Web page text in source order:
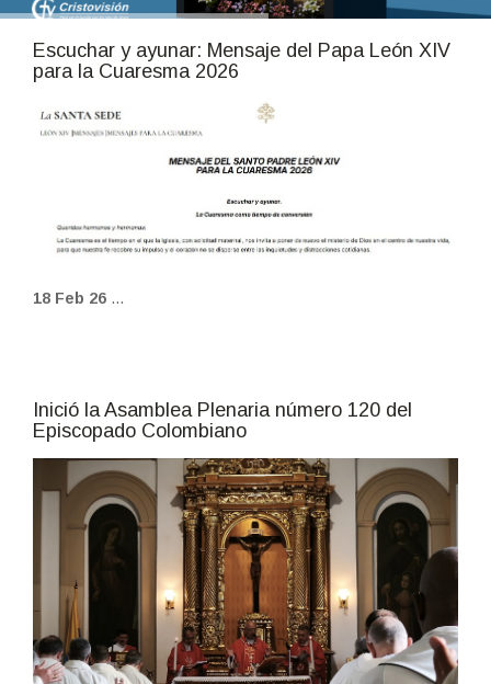
Escuchar y ayunar: Mensaje del Papa León XIV
para la Cuaresma 2026
fot_escrita_17.jpg
18 Feb 26 ...
Inició la Asamblea Plenaria número 120 del
Episcopado Colombiano
fot_escrita_09_fb.jpg